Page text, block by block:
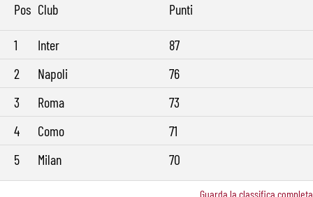
Pos Club Punti
1 Inter
87
2
Napoli
76
3
Roma
73
4
Como
71
5
Milan 70
Guarda la classifica completa